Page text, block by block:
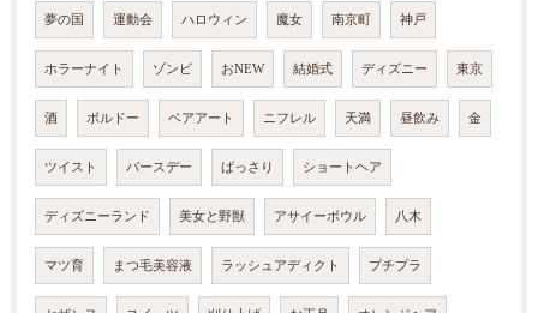
夢の国 運動会 ハロウィン 魔女 南京町 神戸
ホラーナイト ゾンビ おNEW 結婚式 ディズニー 東京
酒 ボルドー ベアアート ニフレル 天満 昼飲み 金
ツイスト バースデー ばっさり ショートヘア
ディズニーランド 美女と野獣 アサイーボウル 八木
マツ育 まつ毛美容液 ラッシュアディクト プチプラ